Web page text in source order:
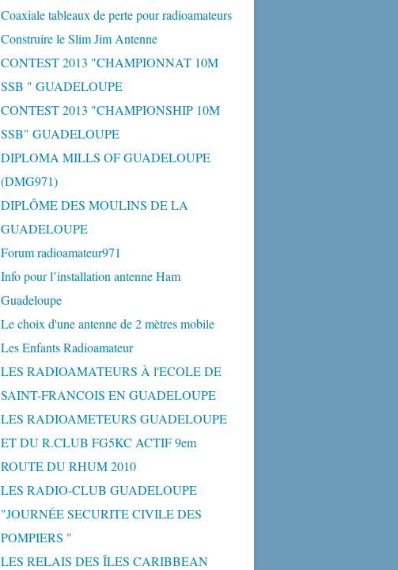
Coaxiale tableaux de perte pour radioamateurs
Construire le Slim Jim Antenne
CONTEST 2013 "CHAMPIONNAT 10M
SSB " GUADELOUPE
CONTEST 2013 "CHAMPIONSHIP 10M
SSB" GUADELOUPE
DIPLOMA MILLS OF GUADELOUPE
(DMG971)
DIPLÔME DES MOULINS DE LA
GUADELOUPE
Forum radioamateur971
Info pour l’installation antenne Ham
Guadeloupe
Le choix d'une antenne de 2 mètres mobile
Les Enfants Radioamateur
LES RADIOAMATEURS À l'ECOLE DE
SAINT-FRANCOIS EN GUADELOUPE
LES RADIOAMETEURS GUADELOUPE
ET DU R.CLUB FG5KC ACTIF 9em
ROUTE DU RHUM 2010
LES RADIO-CLUB GUADELOUPE
"JOURNÉE SECURITE CIVILE DES
POMPIERS "
LES RELAIS DES ÎLES CARIBBEAN